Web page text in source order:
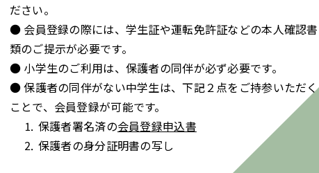
ださい。
● 会員登録の際には、学生証や運転免許証などの本人確認書
類のご提示が必要です。
● 小学生のご利用は、保護者の同伴が必ず必要です。
● 保護者の同伴がない中学生は、下記２点をご持参いただく
ことで、会員登録が可能です。
⒈ 保護者署名済の会員登録申込書
⒉ 保護者の身分証明書の写し